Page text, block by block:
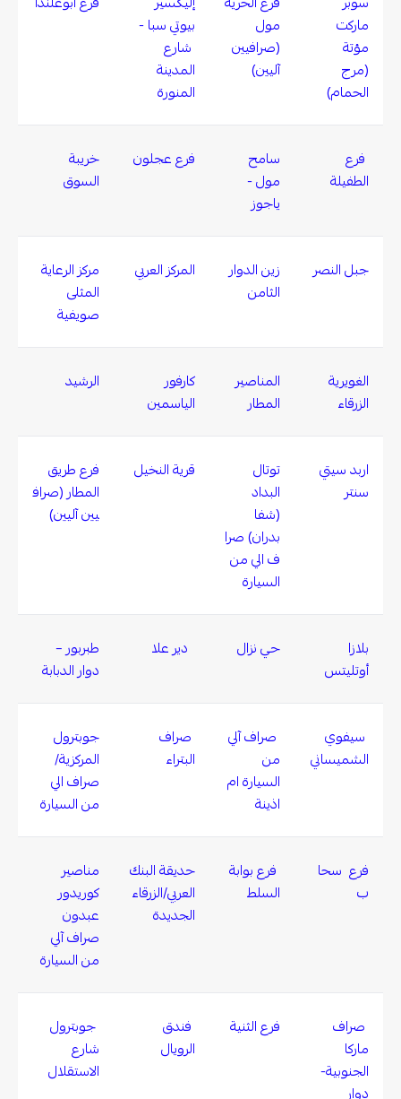
ماركت
مؤتة
(مرج
الحمام)
مول
(صرافيين
آليين)
بيوتي سبا -
شارع
المدينة
المنورة
فرع
الطفيلة
سامح
مول -
ياجوز
فرع عجلون
خريبة
السوق
جبل النصر
زين الدوار
الثامن
المركز العربي
مركز الرعاية
المثلى
صويفية
الغويرية
الزرقاء
المناصير
المطار
كارفور
الياسمين
الرشيد
اربد سيتي
سنتر
توتال
البداد
(شفا
بدران) صرا
ف الي من
السيارة
قرية النخيل
فرع طريق
المطار (صراف
يين آليين)
بلازا
أوتليتس
حي نزال دير علا
طبربور –
دوار الدبابة
سيفوي
الشميساني
صراف آلي
من
السيارة ام
اذينة
صراف
البتراء
جوبترول
المركزية/
صراف الي
من السيارة
فرع سحا
ب
فرع بوابة
السلط
حديقة البنك
العربي/الزرقاء
الجديدة
مناصير
كوريدور
عبدون
صراف آلي
من السيارة
صراف
ماركا
الجنوبية-
دوار
فرع الثنية
فندق
الرويال
جوبترول
شارع
الاستقلال